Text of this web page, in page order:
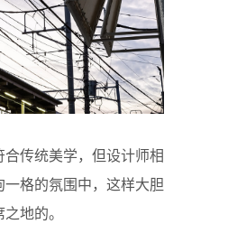
传统美学，但设计师相
格的氛围中，这样大胆
地的。